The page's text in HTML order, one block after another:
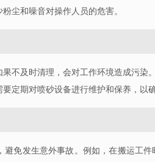
尘和噪音对操作人员的危害。
不及时清理，会对工作环境造成污染
定期对喷砂设备进行维护和保养，以
免发生意外事故。例如，在搬运工